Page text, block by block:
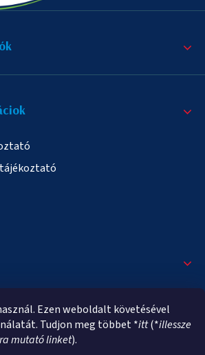
Ezen weboldalt követésével
Tudjon meg többet *itt(*illessze
mutató linket).